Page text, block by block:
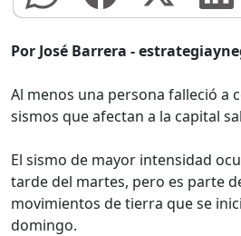
Por José Barrera -
Al menos una persona falleció a
sismos que afectan a la capital
El sismo de mayor intensidad
tarde del martes, pero es parte
movimientos de tierra que se
domingo.